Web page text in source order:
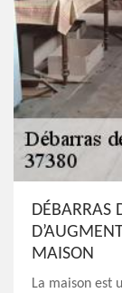
DÉBARRAS
MAISON
La maison est